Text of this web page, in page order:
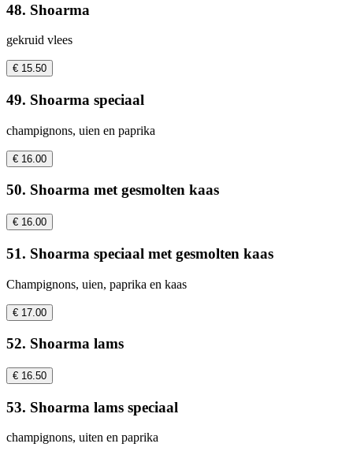
48. Shoarma
gekruid vlees
€ 15.50
49. Shoarma speciaal
champignons, uien en paprika
€ 16.00
50. Shoarma met gesmolten kaas
€ 16.00
51. Shoarma speciaal met gesmolten kaas
Champignons, uien, paprika en kaas
€ 17.00
52. Shoarma lams
€ 16.50
53. Shoarma lams speciaal
champignons, uiten en paprika